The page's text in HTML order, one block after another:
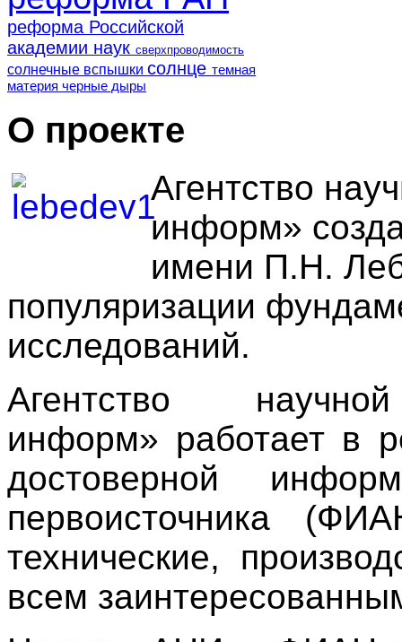
реформа Российской
академии наук сверхпроводимость
солнечные вспышки солнце темная
материя черные дыры
О проекте
Агентство
информ»
имени П.Н.
популяризации
исследований.
Агентство
информ» работает в
достоверной
первоисточника
технические,
всем